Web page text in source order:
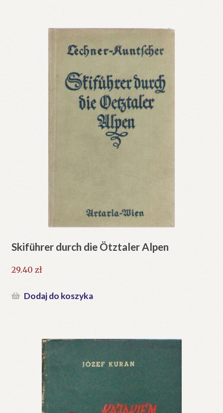
Skiführer durch die Ötztaler Alpen
29.40 zł
Dodaj do koszyka